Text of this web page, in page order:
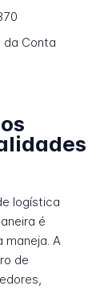
da Conta
logística
é
maneja. A
de